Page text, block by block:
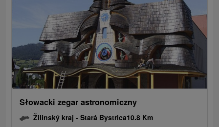
Słowacki zegar astronomiczny
Žilinský kraj -Stará Bystrica10.8 Km